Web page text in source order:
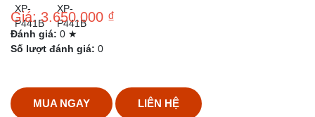
Giá: 3.650.000 ₫
Đánh giá: 0 ★
Số lượt đánh giá: 0
MUA NGAY LIÊN HỆ